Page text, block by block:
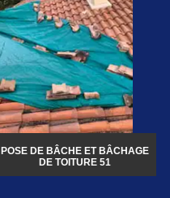
POSE DE BÂCHE ET BÂCHAGE
DE TOITURE 51